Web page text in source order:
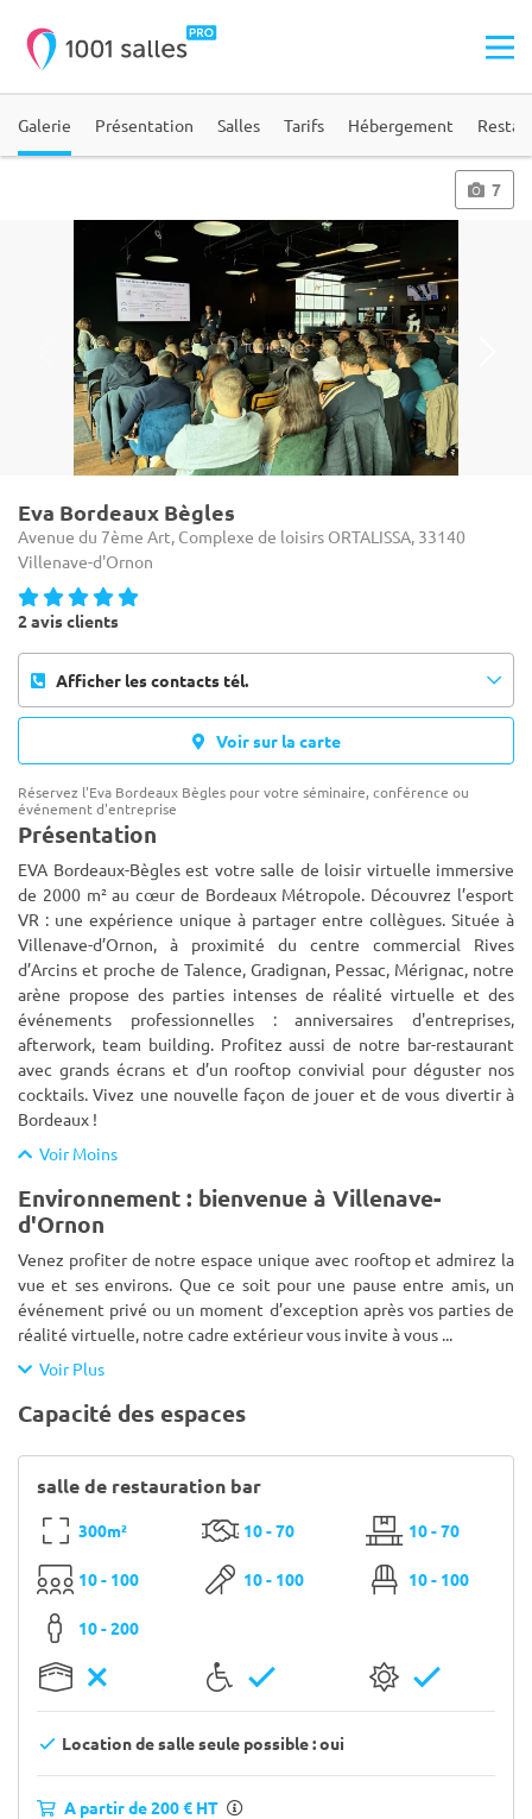
Galerie Présentation Salles Tarifs Hébergement
7
Eva Bordeaux Bègles
Avenue du 7ème Art, Complexe de loisirs ORTALISSA, 33140
Villenave-d'Ornon
2 avis clients
Afficher les contacts tél.
Voir sur la carte
Réservez l'Eva Bordeaux Bègles pour votre séminaire, conférence ou
événement d'entreprise
Présentation
EVA Bordeaux-Bègles est votre salle de loisir virtuelle immersive
de 2000 m² au cœur de Bordeaux Métropole. Découvrez l’esport
VR : une expérience unique à partager entre collègues. Située à
Villenave-d’Ornon, à proximité du centre commercial Rives
d’Arcins et proche de Talence, Gradignan, Pessac, Mérignac, notre
arène propose des parties intenses de réalité virtuelle et des
événements professionnelles : anniversaires d'entreprises,
afterwork, team building. Profitez aussi de notre bar-restaurant
avec grands écrans et d’un rooftop convivial pour déguster nos
cocktails. Vivez une nouvelle façon de jouer et de vous divertir à
Bordeaux !
Voir Moins
Environnement : bienvenue à Villenave-
d'Ornon
Venez profiter de notre espace unique avec rooftop et admirez la
vue et ses environs. Que ce soit pour une pause entre amis, un
événement privé ou un moment d’exception après vos parties de
réalité virtuelle, notre cadre extérieur vous invite à vous ...
Voir Plus
Capacité des espaces
salle de restauration bar
300m² 10 - 70 10 - 70
10 - 100 10 - 100 10 - 100
10 - 200
Location de salle seule possible : oui
A partir de 200 € HT